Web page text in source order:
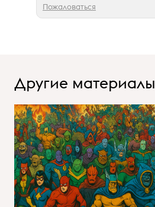
Пожаловаться
Другие материалы